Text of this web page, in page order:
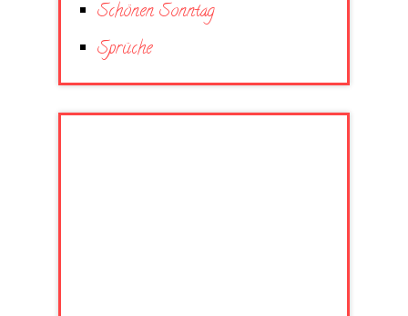
Schönen Sonntag
Sprüche